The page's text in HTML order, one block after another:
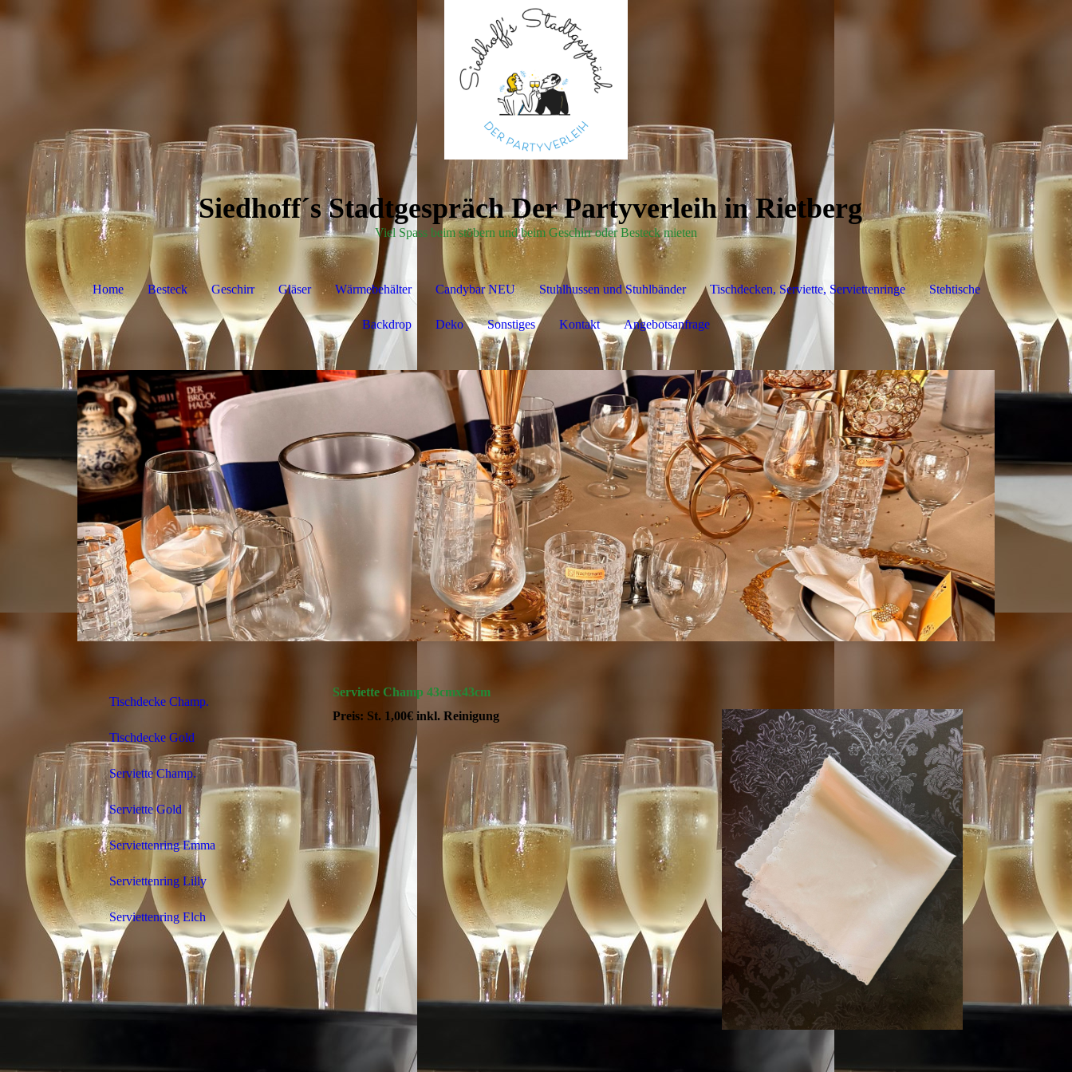
Siedhoff´s Stadtgespräch Der Partyverleih in Rietberg
Viel Spass beim stöbern und beim Geschirr oder Besteck mieten
Home Besteck Geschirr Gläser Wärmebehälter Candybar NEU Stuhlhussen und Stuhlbänder Tischdecken, Serviette, Serviettenringe Stehtische
Backdrop Deko Sonstiges Kontakt Angebotsanfrage
Tischdecke Champ.
Tischdecke Gold
Serviette Champ.
Serviette Gold
Serviettenring Emma
Serviettenring Lilly
Serviettenring Elch
Serviette Champ 43cmx43cm
Preis: St. 1,00€ inkl. Reinigung